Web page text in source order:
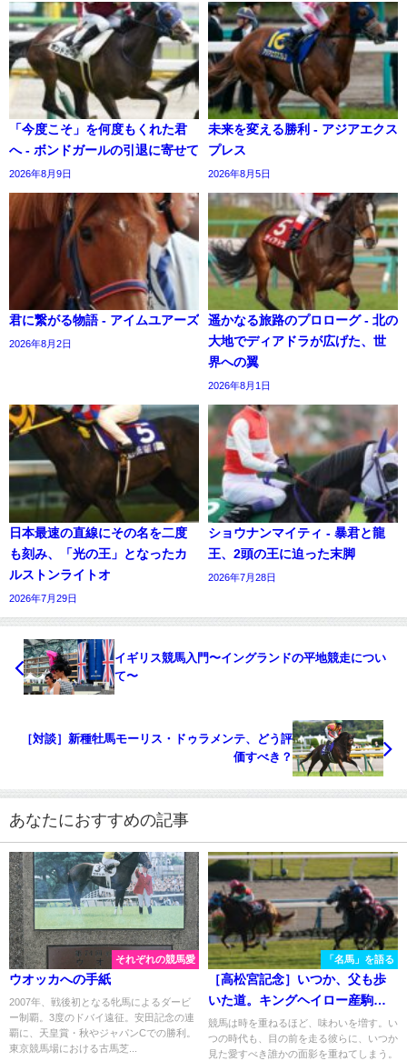
「今度こそ」を何度もくれた君
へ - ボンドガールの引退に寄せて
2026年8月9日
未来を変える勝利 - アジアエクス
プレス
2026年8月5日
君に繋がる物語 - アイムユアーズ
2026年8月2日
遥かなる旅路のプロローグ - 北の
大地でディアドラが広げた、世
界への翼
2026年8月1日
日本最速の直線にその名を二度
も刻み、「光の王」となったカ
ルストンライトオ
2026年7月29日
ショウナンマイティ - 暴君と龍
王、2頭の王に迫った末脚
2026年7月28日
イギリス競馬入門〜イングランドの平地競走につい
て〜
［対談］新種牡馬モーリス・ドゥラメンテ、どう評
価すべき？
あなたにおすすめの記事
それぞれの競馬愛
ウオッカへの手紙
2007年、戦後初となる牝馬によるダービ
ー制覇。3度のドバイ遠征。安田記念の連
覇に、天皇賞・秋やジャパンCでの勝利。
東京競馬場における古馬芝...
「名馬」を語る
［高松宮記念］いつか、父も歩
いた道。キングヘイロー産駒の
短距離王、ローレルゲレイロ。
競馬は時を重ねるほど、味わいを増す。い
つの時代も、目の前を走る彼らに、いつか
見た愛すべき誰かの面影を重ねてしまう。